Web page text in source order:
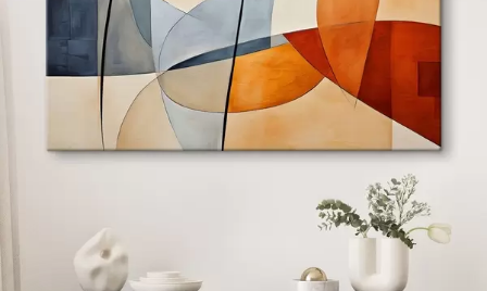
Leinwandähnliche Oberfläche
✗ Umweltfreundlich
Künstliche Leinwand
.00
✓Lebendige, satte Farben
Leinwandähnliche Oberfläche
Umweltfreundlich